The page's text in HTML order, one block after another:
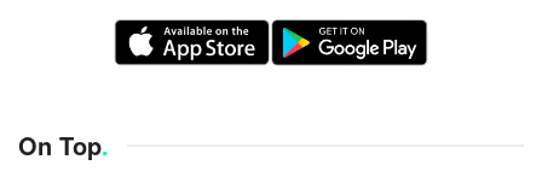
On Top.